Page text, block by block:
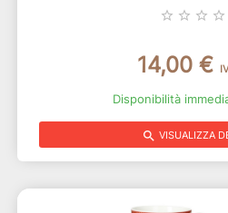
star_border star_border star_border star_border
14,00 €
Disponibilità
search VISUALIZZA